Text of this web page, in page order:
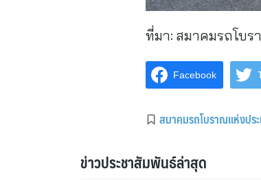
ที่มา: สมาคมรถโบร
Facebook
สมาคมรถโบราณแห่งปร
ข่าวประชาสัมพันธ์ล่าสุด